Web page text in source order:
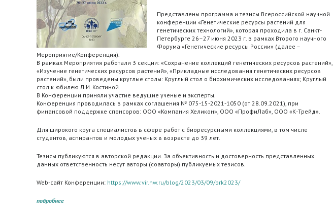
Представлены программа и тезисы Всероссийской научной
конференции «Генетические ресурсы растений для
генетических технологий», которая проходила в г. Санкт-
Петербурге 26–27 июня 2023 г. в рамках Второго научного
Форума «Генетические ресурсы России» (далее –
Мероприятие/Конференция).
В рамках Мероприятия работали 3 секции: «Сохранение коллекций генетических ресурсов растений»,
«Изучение генетических ресурсов растений», «Прикладные исследования генетических ресурсов
растений», были проведены круглые столы: Круглый стол о биохимических исследованиях; Круглый
стол к юбилею Л.И. Костиной.
В Конференции приняли участие ведущие ученые и эксперты.
Конференция проводилась в рамках соглашения № 075-15-2021-1050 (от 28.09.2021), при
финансовой поддержке спонсоров: ООО «Компания Хеликон», ООО «ПрофиЛаб», ООО «К-Трейд».
Для широкого круга специалистов в сфере работ с биоресурсными коллекциями, в том числе
студентов, аспирантов и молодых ученых в возрасте до 39 лет.
Тезисы публикуются в авторской редакции. За объективность и достоверность представленных
данных ответственность несут авторы (соавторы) публикуемых тезисов.
Web-сайт Конференции: https://www.vir.nw.ru/blog/2023/03/09/brk2023/
подробнее